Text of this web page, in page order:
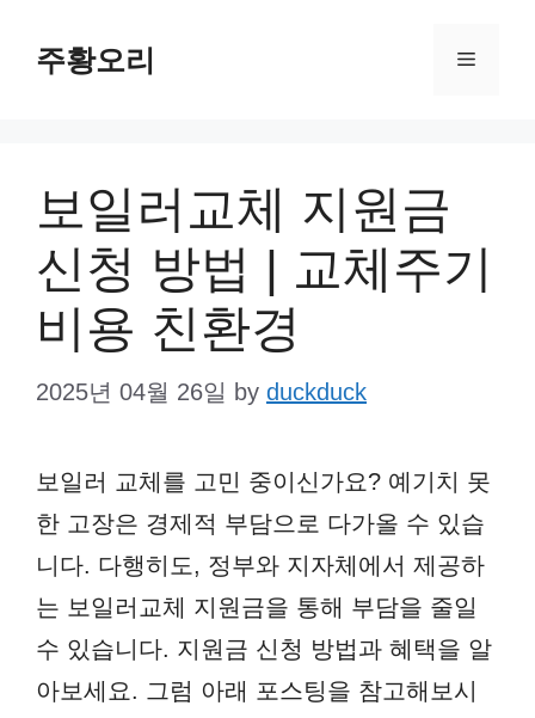
주황오리 Menu
보일러교체 지원금
신청 방법 | 교체주기
비용 친환경
2025년 04월 26일 by duckduck
보일러 교체를 고민 중이신가요? 예기치 못
한 고장은 경제적 부담으로 다가올 수 있습
니다. 다행히도, 정부와 지자체에서 제공하
는 보일러교체 지원금을 통해 부담을 줄일
수 있습니다. 지원금 신청 방법과 혜택을 알
아보세요. 그럼 아래 포스팅을 참고해보시